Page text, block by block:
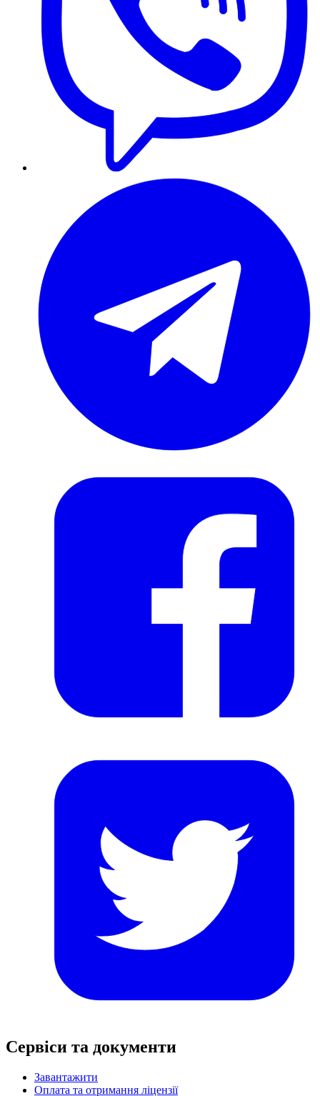
Сервіси та документи
Завантажити
Оплата та отримання ліцензії